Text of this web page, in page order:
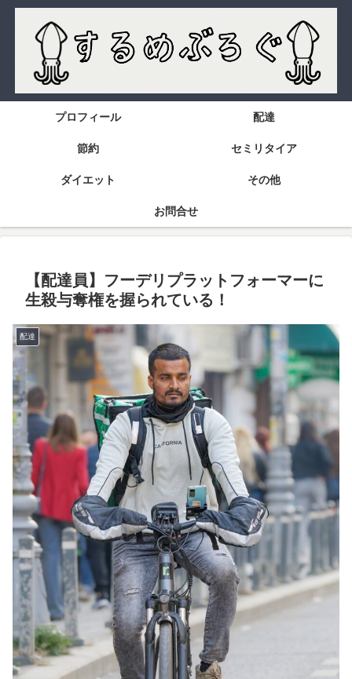
プロフィール 配達
節約 セミリタイア
ダイエット その他
お問合せ
【配達員】フーデリプラットフォーマーに
生殺与奪権を握られている！
配達